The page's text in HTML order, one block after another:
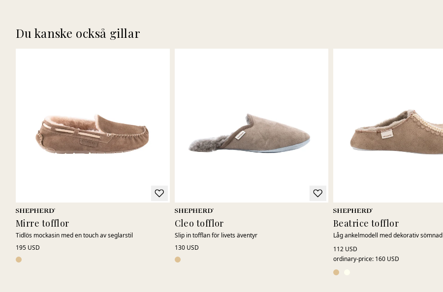
Du kanske också gillar
Mirre tofflor
Tidlös mockasin med en touch av seglarstil
195 USD
Cleo tofflor
Slip in tofflan för livets äventyr
130 USD
Beatrice tofflor
Låg ankelmodell med dekorativ sömnad
112 USD
ordinary-price: 160 USD